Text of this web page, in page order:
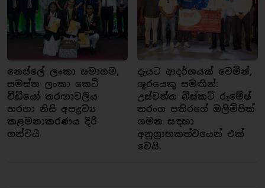
නෙස්ලේ ලංකා සමාගම,
සමස්ත ලංකා කෙටි
වීඩියෝ තරඟාවලිය
හරහා නිසි අපද්‍රව්‍ය
කළමනාකරණය දිරි
ගන්වයි
දැයට ආදර්ශයක් වෙමින්,
ශූරයෙකු සමඟින්:
උස්වත්ත බිස්කට් රුමේෂ්
තරංග පතිරගේ ඔලිම්පික්
ගමන සඳහා
අනුග්‍රාහකත්වයෙන් එක්
වෙයි.